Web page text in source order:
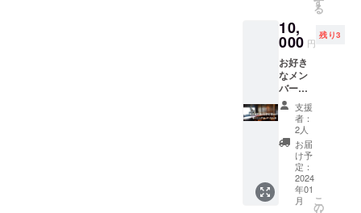
11月末
コー
ヒーの
ドリッ
プ行
い、抽
出レシ
ピ別の
飲み比
べで、
コー
ヒーの
味の作
り方を
体感い
ただく
のコー
ヒー豆
付き。
催行場
所：
DONGR
EE店内
(滋賀県
湖南市
石部西
1-5-7)
日時：
個別に
ご相談
の上、
る
10,
000 円
残り3
お好き
なメン
バー
で、朝
のカウ
ンター
席を貸
切して
いただ
けま
す。(ス
ペース
支援
者：
2人
お届
け予
定：
2024
年01
月
こ
の